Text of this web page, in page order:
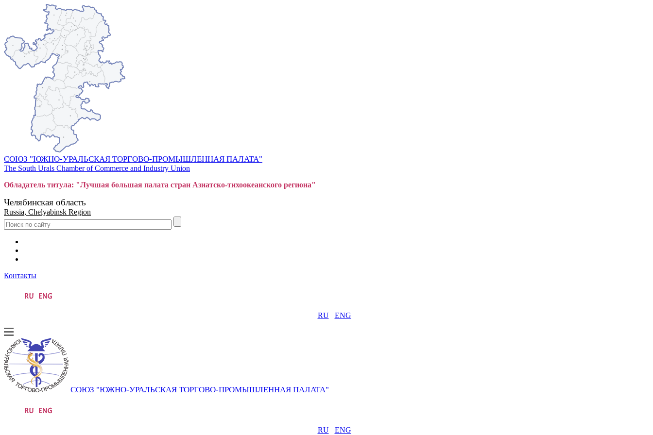
СОЮЗ "ЮЖНО-УРАЛЬСКАЯ ТОРГОВО-ПРОМЫШЛЕННАЯ ПАЛАТА"
The South Urals Chamber of Commerce and Industry Union
Обладатель титула: "Лучшая большая палата стран Азиатско-тихоокеанского региона"
Челябинская область
Russia, Chelyabinsk Region
Контакты
RU ENG
СОЮЗ "ЮЖНО-УРАЛЬСКАЯ ТОРГОВО-ПРОМЫШЛЕННАЯ ПАЛАТА"
RU ENG